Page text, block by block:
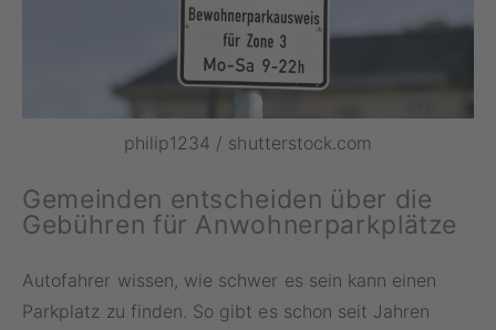
philip1234 / shutterstock.com
Gemeinden entscheiden über die
Gebühren für Anwohnerparkplätze
Autofahrer wissen, wie schwer es sein kann einen
Parkplatz zu finden. So gibt es schon seit Jahren